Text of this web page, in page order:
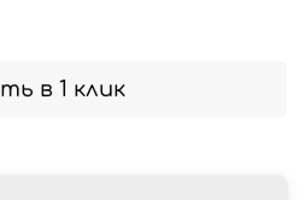
в 1 клик